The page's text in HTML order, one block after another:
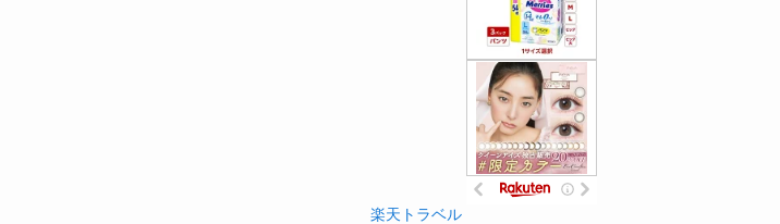
楽天トラベル